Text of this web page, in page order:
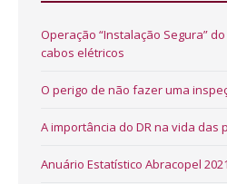
Operação “Instalação Segura”
cabos elétricos
O perigo de não fazer uma
A importância do DR na vida das
Anuário Estatístico Abracopel 2021